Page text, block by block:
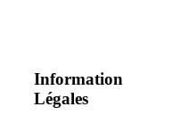
Information
Légales